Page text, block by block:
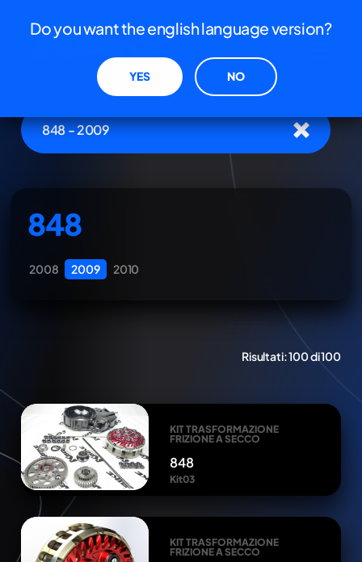
848 - 2009
848
2008 2009 2010
Risultati:100 di 100
KIT TRASFORMAZIONE
FRIZIONE A SECCO
848
Kit03
KIT TRASFORMAZIONE
FRIZIONE A SECCO
Do you want the english language version?
YES NO